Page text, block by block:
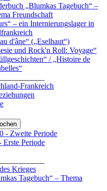
„Blumkas Tagebuch“ –
Freundschaft
– ein Internierungslager in
d'âne“ („Eselhaut“)
und Rock'n Roll: Voyage“
/ „Histoire de
Frankreich
- Zweite Periode
Erste Periode
Krieges
Tagebuch“ – Thema